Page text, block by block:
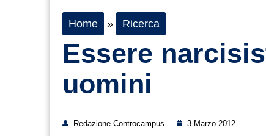
Home » Ricerca
Essere
uomini
Redazione Controcampus 3 Marzo 2012